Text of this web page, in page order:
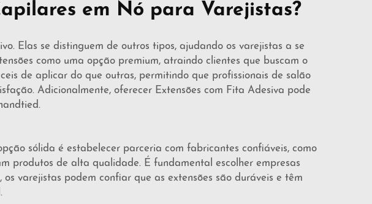
em Nó para Varejistas?
Elas se distinguem de outros tipos, ajudando os varejistas a se
como uma opção premium, atraindo clientes que buscam o
de aplicar do que outras, permitindo que profissionais de salão
Adicionalmente, oferecer Extensões com Fita Adesiva pode
sólida é estabelecer parceria com fabricantes confiáveis, como
produtos de alta qualidade. É fundamental escolher empresas
varejistas podem confiar que as extensões são duráveis e têm